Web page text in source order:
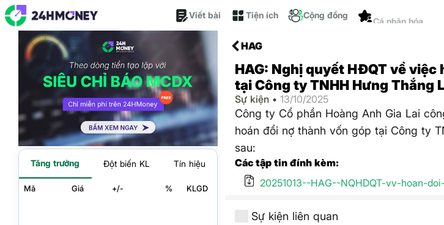
Viết bài Tiện ích
Cộng đồng
Tăng trưởng Đột biến KL Tín hiệu
Mã Giá +/- % KLGD
HAG
HAG: Nghị quyết HĐQT về
tại Công ty TNHH Hưng Thắng
Sự kiện • 13/10/2025
Công ty Cổ phần Hoàng Anh Gia Lai
hoán đổi nợ thành vốn góp tại Công ty
sau:
Các tập tin đính kèm:
20251013--HAG--NQHDQT-vv-hoan-
Sự kiện liên quan